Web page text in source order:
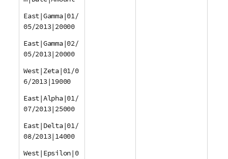
East|Gamma|01/
05/2013|20000
East|Gamma|02/
05/2013|20000
West|Zeta|01/0
6/2013|19000
East|Alpha|01/
07/2013|25000
East|Delta|01/
08/2013|14000
West|Epsilon|0